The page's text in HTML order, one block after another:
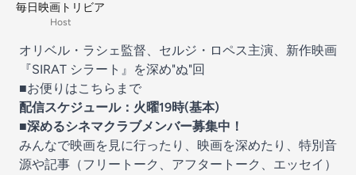
毎日映画トリビア
Host
オリベル・ラシェ監督、セルジ・ロペス主演、新作映画
『SIRAT シラート』を深め"ぬ"回
■お便りはこちら まで
配信スケジュール：火曜19時(基本)
■深めるシネマクラブメンバー募集中！
みんなで映画を見に行ったり、映画を深めたり、特別音
源や記事（フリートーク、アフタートーク、エッセイ）